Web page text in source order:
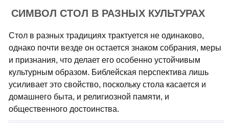
СИМВОЛ СТОЛ В РАЗНЫХ КУЛЬТУРАХ
Стол в разных традициях трактуется не одинаково,
однако почти везде он остается знаком собрания, меры
и признания, что делает его особенно устойчивым
культурным образом. Библейская перспектива лишь
усиливает это свойство, поскольку стола касается и
домашнего быта, и религиозной памяти, и
общественного достоинства.